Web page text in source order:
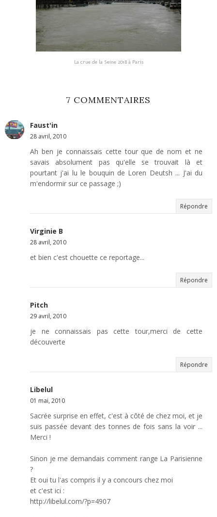
La crue de la Seine 2018 à Paris
7 COMMENTAIRES
Faust'in
28 avril, 2010
Ah ben je connaissais cette tour que de nom et ne
savais absolument pas qu'elle se trouvait là et
pourtant j'ai lu le bouquin de Loren Deutsh ... J'ai du
m'endormir sur ce passage ;)
Répondre
Virginie B
28 avril, 2010
et bien c'est chouette ce reportage...
Répondre
Pitch
29 avril, 2010
je ne connaissais pas cette tour,merci de cette
découverte
Répondre
Libelul
01 mai, 2010
Sacrée surprise en effet, c'est à côté de chez moi, et je
suis passée devant des tonnes de fois sans la voir ...
Merci !
Sinon je me demandais comment range La Parisienne
?
Et oui tu l'as compris il y a concours chez moi
et c'est ici :
http://libelul.com/?p=4907